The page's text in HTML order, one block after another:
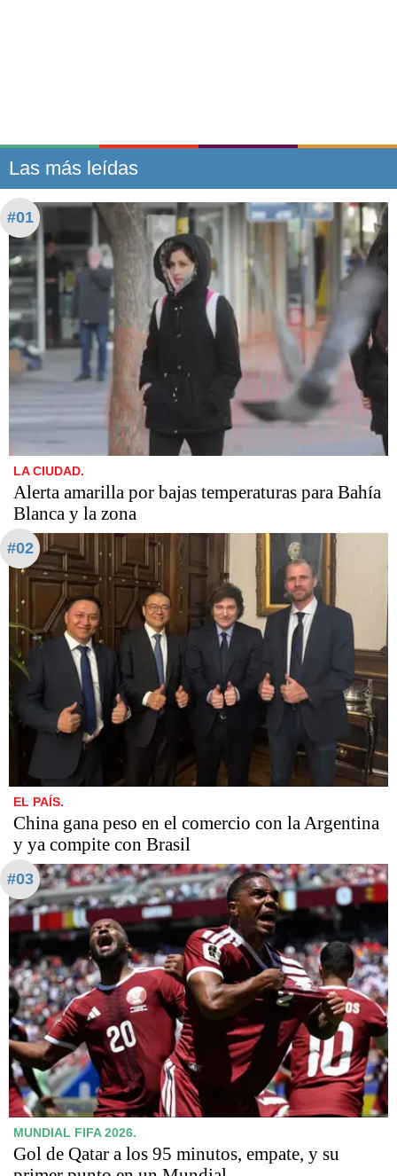
Las más leídas
#01
LA CIUDAD.
Alerta amarilla por bajas temperaturas para Bahía
Blanca y la zona
#02
EL PAÍS.
China gana peso en el comercio con la Argentina
y ya compite con Brasil
#03
MUNDIAL FIFA 2026.
Gol de Qatar a los 95 minutos, empate, y su